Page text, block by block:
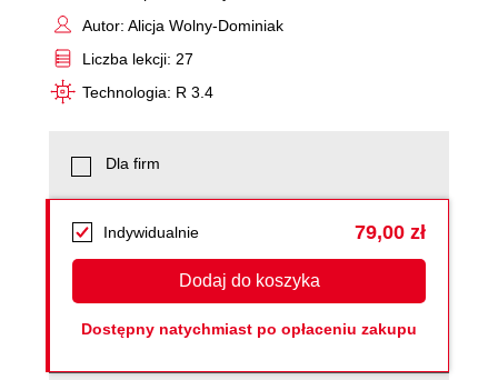
Autor: Alicja Wolny-Dominiak
Liczba lekcji: 27
Technologia: R 3.4
Dla firm
Indywidualnie 79,00 zł
Dodaj do koszyka
Dostępny natychmiast po opłaceniu zakupu